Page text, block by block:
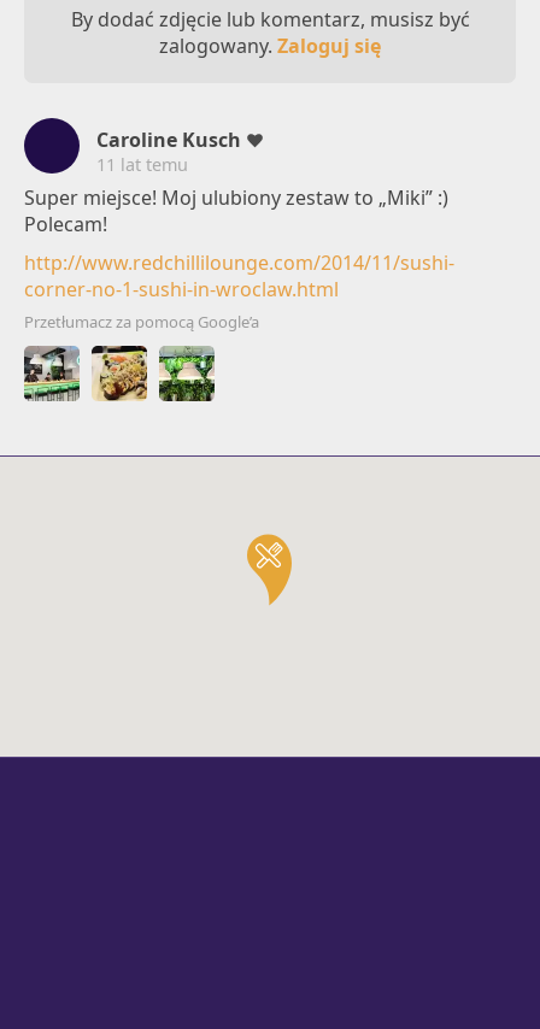
By dodać zdjęcie lub komentarz, musisz być
zalogowany. Zaloguj się
Caroline Kusch
11 lat temu
Super miejsce! Moj ulubiony zestaw to „Miki” :)
Polecam!
http://www.redchillilounge.com/2014/11/sushi-
corner-no-1-sushi-in-wroclaw.html
Przetłumacz za pomocą Google’a